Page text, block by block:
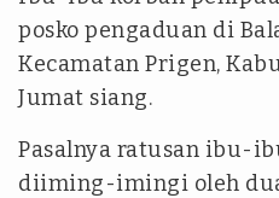
posko pengaduan di
Kecamatan Prigen,
Jumat siang.
Pasalnya ratusan ibu-
diiming-imingi oleh